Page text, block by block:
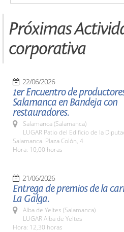
Próximas
corporativa
22/06/2026
1er Encuentro de
Salamanca en Bandeja con
restauradores.
Salamanca (Salamanca)
LUGAR Patio del Edificio de la
Salamanca. Plaza Colón, 4
Hora: 10,00 horas
21/06/2026
Entrega de premios de la
La Galga.
Alba de Yeltes (Salamanca)
LUGAR Alba de Yeltes
Hora: 12,30 horas